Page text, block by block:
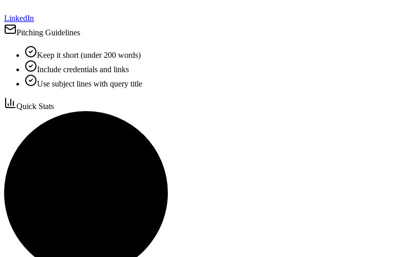
LinkedIn
Pitching Guidelines
Keep it short (under 200 words)
Include credentials and links
Use subject lines with query title
Quick Stats